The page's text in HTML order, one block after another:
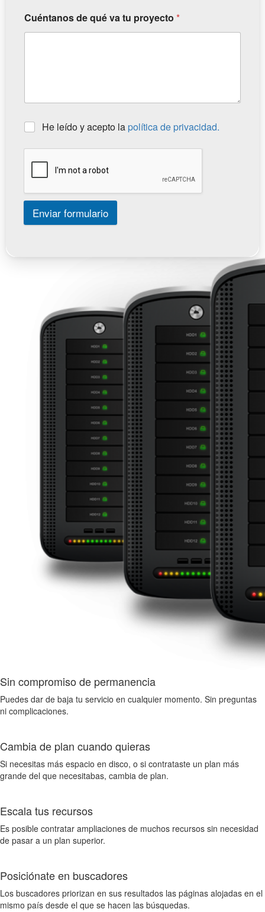
Cuéntanos de qué va tu proyecto *
He leído y acepto la política de privacidad.
Enviar formulario
Sin compromiso de permanencia
Puedes dar de baja tu servicio en cualquier momento. Sin preguntas
ni complicaciones.
Cambia de plan cuando quieras
Si necesitas más espacio en disco, o si contrataste un plan más
grande del que necesitabas, cambia de plan.
Escala tus recursos
Es posible contratar ampliaciones de muchos recursos sin necesidad
de pasar a un plan superior.
Posiciónate en buscadores
Los buscadores priorizan en sus resultados las páginas alojadas en el
mismo país desde el que se hacen las búsquedas.